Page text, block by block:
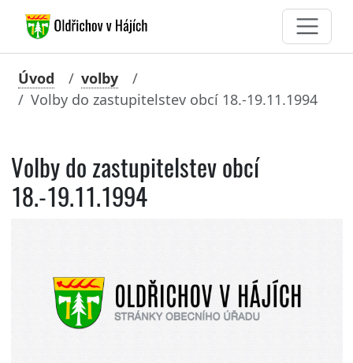
Úvod
volby
Volby do zastupitelstev obcí 18.-19.11.1994
Volby do zastupitelstev obcí
18.-19.11.1994